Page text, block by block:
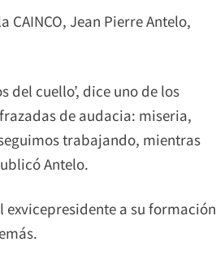
Jean Pierre Antelo,
del cuello’, dice uno de los
de audacia: miseria,
trabajando, mientras
Antelo.
a su formación